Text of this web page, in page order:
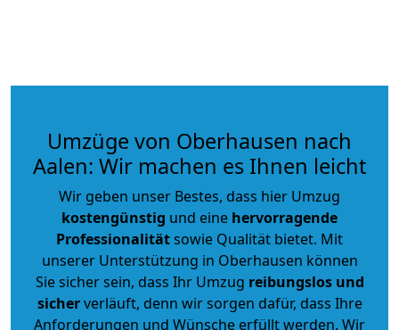
Umzüge von Oberhausen nach
Aalen: Wir machen es Ihnen leicht
Wir geben unser Bestes, dass hier Umzug
kostengünstig und eine hervorragende
Professionalitätsowie Qualität bietet. Mit
unserer Unterstützung in Oberhausen können
Sie sicher sein, dass Ihr Umzug reibungslos und
sicherverläuft, denn wir sorgen dafür, dass Ihre
Anforderungen und Wünsche erfüllt werden. Wir